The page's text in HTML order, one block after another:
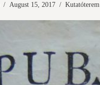
August 15, 2017 Kutatóterem